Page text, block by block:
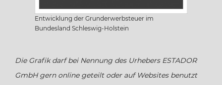
Schleswig Holstein
Entwicklung der Grunderwerbsteuer im
Bundesland Schleswig-Holstein
Die Grafik darf bei Nennung des Urhebers ESTADOR
GmbH gern online geteilt oder auf Websites benutzt